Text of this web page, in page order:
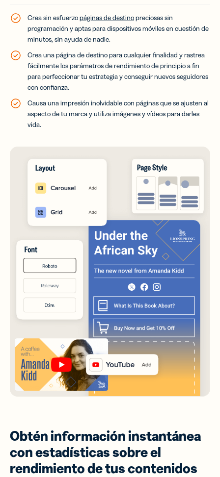
Crea sin esfuerzopáginas de destinopreciosas sin
programación y aptas para dispositivos móviles en cuestión de
minutos, sin ayuda de nadie.
Crea una página de destino para cualquier finalidad y rastrea
fácilmente los parámetros de rendimiento de principio a fin
para perfeccionar tu estrategia y conseguir nuevos seguidores
con confianza.
Causa una impresión inolvidable con páginas que se ajusten al
aspecto de tu marca y utiliza imágenes y vídeos para darles
vida.
Obtén información instantánea
con estadísticas sobre el
rendimiento de tus contenidos